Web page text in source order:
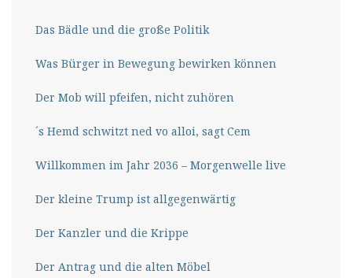
Das Bädle und die große Politik
Was Bürger in Bewegung bewirken können
Der Mob will pfeifen, nicht zuhören
´s Hemd schwitzt ned vo alloi, sagt Cem
Willkommen im Jahr 2036 – Morgenwelle live
Der kleine Trump ist allgegenwärtig
Der Kanzler und die Krippe
Der Antrag und die alten Möbel